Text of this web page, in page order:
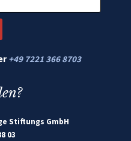
+49 7221 366 8703
Stiftungs GmbH
03